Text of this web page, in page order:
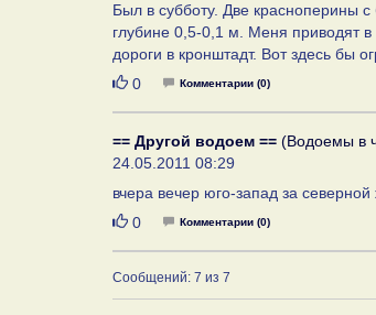
Был в субботу. Две красноперины
глубине 0,5-0,1 м. Меня приводят
дороги в кронштадт. Вот здесь бы
Нравится
0 Комментарии (0)
== Другой водоем == (Водоемы в
24.05.2011 08:29
вчера вечер юго-запад за
Нравится
0 Комментарии (0)
Сообщений: 7 из 7